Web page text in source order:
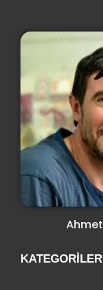
KATEGORILER